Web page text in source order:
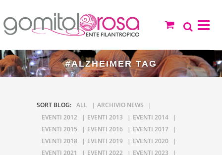
#ALZHEIMER TAG
SORT BLOG: ALL
ARCHIVIO NEWS
EVENTI 2012
EVENTI 2013
EVENTI 2014
EVENTI 2015
EVENTI 2016
EVENTI 2017
EVENTI 2018
EVENTI 2019
EVENTI 2020
EVENTI 2021
EVENTI 2022
EVENTI 2023